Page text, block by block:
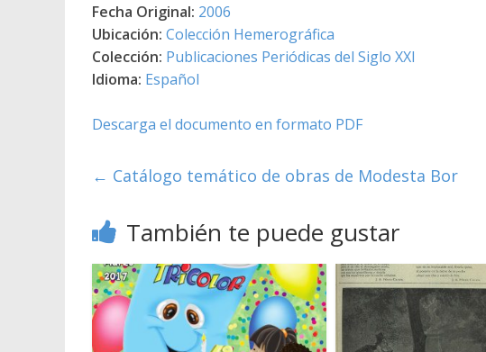
Fecha Original: 2006
Ubicación: Colección Hemerográfica
Colección: Publicaciones Periódicas del Siglo XXI
Idioma: Español
Descarga el documento en formato PDF
← Catálogo temático de obras de Modesta Bor
También te puede gustar